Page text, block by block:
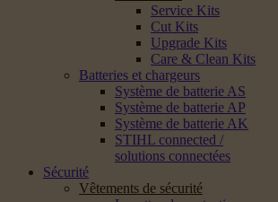
Service Kits
Cut Kits
Upgrade Kits
Care & Clean Kits
Batteries et chargeurs
Système de batterie AS
Système de batterie AP
Système de batterie AK
STIHL connected /
solutions connectées
Sécurité
Vêtements de sécurité